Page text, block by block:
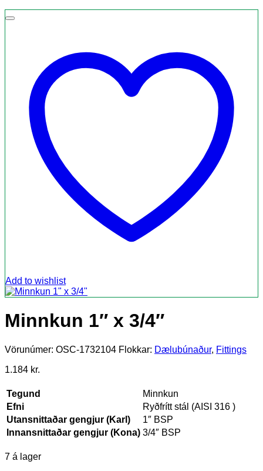
Add to wishlist
Minnkun 1″ x 3/4″
Vörunúmer: OSC-1732104 Flokkar: Dælubúnaður, Fittings
1.184 kr.
Tegund
Minnkun
Efni
Ryðfrítt stál (AISI 316 )
Utansnittaðar gengjur (Karl)
1″ BSP
Innansnittaðar gengjur (Kona) 3/4″ BSP
7 á lager